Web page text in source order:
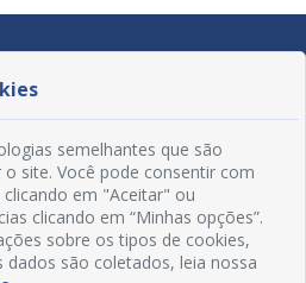
semelhantes que são
site. Você pode consentir com
em "Aceitar" ou
clicando em “Minhas opções”.
sobre os tipos de cookies,
são coletados, leia nossa